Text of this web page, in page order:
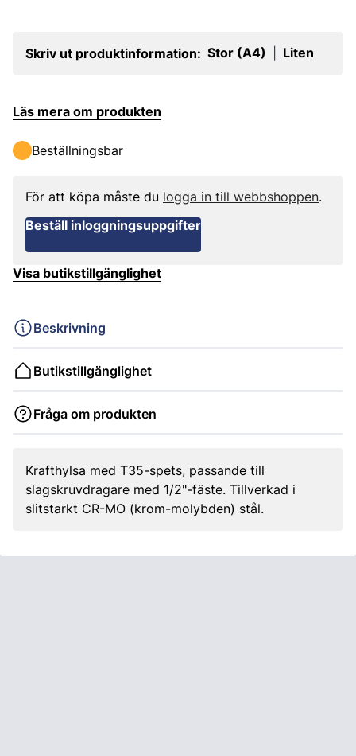
Skriv ut produktinformation: Stor (A4) Liten
Läs mera om produkten
Beställningsbar
För att köpa måste du logga in till webbshoppen.
Beställ inloggningsuppgifter
Visa butikstillgänglighet
Beskrivning
Butikstillgänglighet
Fråga om produkten
Krafthylsa med T35-spets, passande till
slagskruvdragare med 1/2"-fäste. Tillverkad i
slitstarkt CR-MO (krom-molybden) stål.